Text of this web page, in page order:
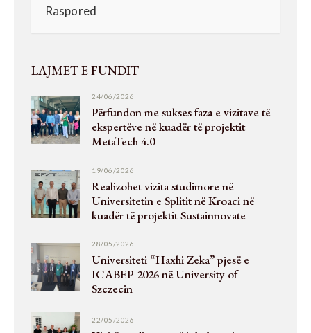
Raspored
LAJMET E FUNDIT
24/06/2026
Përfundon me sukses faza e vizitave të
ekspertëve në kuadër të projektit
MetaTech 4.0
19/06/2026
Realizohet vizita studimore në
Universitetin e Splitit në Kroaci në
kuadër të projektit Sustainnovate
28/05/2026
Universiteti “Haxhi Zeka” pjesë e
ICABEP 2026 në University of
Szczecin
22/05/2026